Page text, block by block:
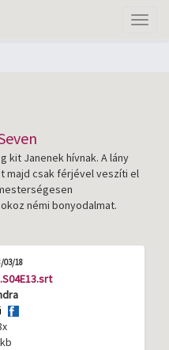
kit Janenek hívnak. A lány
majd csak férjével veszíti el
némi bonyodalmat.
03/18